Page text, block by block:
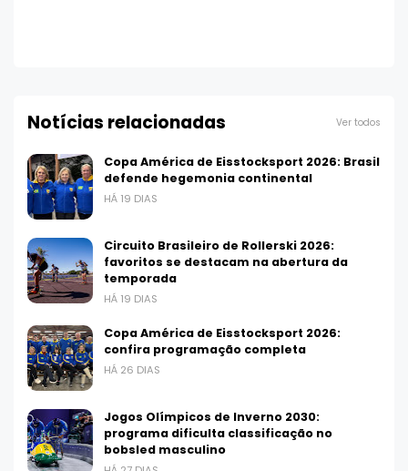
Notícias relacionadas Ver todos
Copa América de Eisstocksport 2026: Brasil
defende hegemonia continental
HÁ 19 DIAS
Circuito Brasileiro de Rollerski 2026:
favoritos se destacam na abertura da
temporada
HÁ 19 DIAS
Copa América de Eisstocksport 2026:
confira programação completa
HÁ 26 DIAS
Jogos Olímpicos de Inverno 2030:
programa dificulta classificação no
bobsled masculino